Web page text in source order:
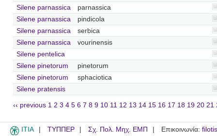
Silene parnassica
parnassica
Silene parnassica
pindicola
Silene parnassica
serbica
Silene parnassica
vourinensis
Silene pentelica
Silene pinetorum
pinetorum
Silene pinetorum
sphaciotica
Silene pratensis
‹‹ previous 1 2 3 4 5 6 7 8 9 10 11 12 13 14 15 16 17 18 19 20 21
ITIA ΤΥΠΠΕΡ Σχ. Πολ. Μηχ. ΕΜΠ Επικοινωνία: